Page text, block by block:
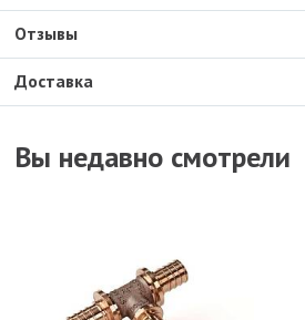
Доставка
Отзывы
Вы недавно смотрели